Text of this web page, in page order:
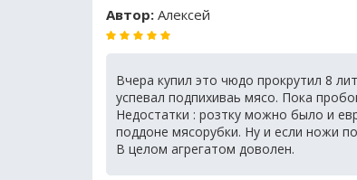
Автор: Алексей
Вчера купил это чюдо прокрутил 8
успевал подпихиваь мясо. Пока
Недостатки : розтку можно было и
поддоне мясорубки. Ну и если ножи
В целом агрегатом доволен.